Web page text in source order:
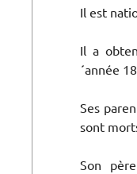
Il est
Il a
´année
Ses
sont
Son